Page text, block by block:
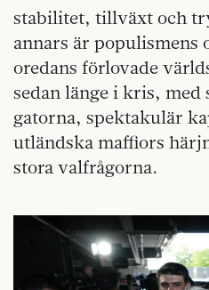
stabilitet, tillväxt och
annars är populismens
oredans förlovade
sedan länge i kris,
gatorna, spektakulär
utländska maffiors
stora valfrågorna.